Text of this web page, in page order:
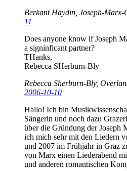
Berkant Haydin, Joseph-Marx-
11
Does anyone know if Joseph
a signinficant partner?
THanks,
Rebecca SHerburn-Bly
Rebecca Sherburn-Bly,
2006-10-10
Hallo! Ich bin
Sängerin und noch dazu
über die Gründung der Joseph
ich mich sehr mit den Liedern
und 2007 im Frühjahr in Graz
von Marx einen Liederabend
und anderen romantischen